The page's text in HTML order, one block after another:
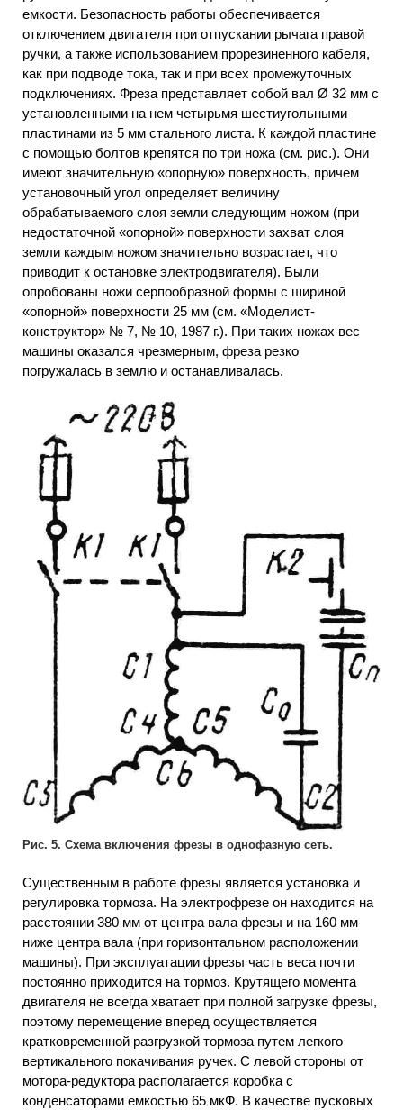
емкости. Безопасность работы обеспечивается
отключением двигателя при отпускании рычага правой
ручки, а также использованием прорезиненного кабеля,
как при подводе тока, так и при всех промежуточных
подключениях. Фреза представляет собой вал Ø 32 мм с
установленными на нем четырьмя шестиугольными
пластинами из 5 мм стального листа. К каждой пластине
с помощью болтов крепятся по три ножа (см. рис.). Они
имеют значительную «опорную» поверхность, причем
установочный угол определяет величину
обрабатываемого слоя земли следующим ножом (при
недостаточной «опорной» поверхности захват слоя
земли каждым ножом значительно возрастает, что
приводит к остановке электродвигателя). Были
опробованы ножи серпообразной формы с шириной
«опорной» поверхности 25 мм (см. «Моделист-
конструктор» № 7, № 10, 1987 г.). При таких ножах вес
машины оказался чрезмерным, фреза резко
погружалась в землю и останавливалась.
Рис. 5. Схема включения фрезы в однофазную сеть.
Существенным в работе фрезы является установка и
регулировка тормоза. На электрофрезе он находится на
расстоянии 380 мм от центра вала фрезы и на 160 мм
ниже центра вала (при горизонтальном расположении
машины). При эксплуатации фрезы часть веса почти
постоянно приходится на тормоз. Крутящего момента
двигателя не всегда хватает при полной загрузке фрезы,
поэтому перемещение вперед осуществляется
кратковременной разгрузкой тормоза путем легкого
вертикального покачивания ручек. С левой стороны от
мотора-редуктора располагается коробка с
конденсаторами емкостью 65 мкФ. В качестве пусковых